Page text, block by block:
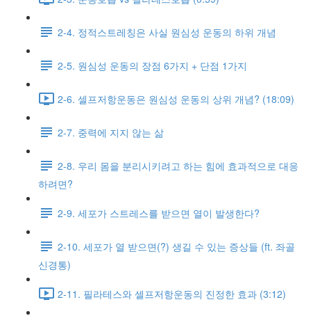
2-4. 정적스트레칭은 사실 원심성 운동의 하위 개념
2-5. 원심성 운동의 장점 6가지 + 단점 1가지
2-6. 셀프저항운동은 원심성 운동의 상위 개념? (18:09)
2-7. 중력에 지지 않는 삶
2-8. 우리 몸을 분리시키려고 하는 힘에 효과적으로 대응
하려면?
2-9. 세포가 스트레스를 받으면 열이 발생한다?
2-10. 세포가 열 받으면(?) 생길 수 있는 증상들 (ft. 좌골
신경통)
2-11. 필라테스와 셀프저항운동의 진정한 효과 (3:12)